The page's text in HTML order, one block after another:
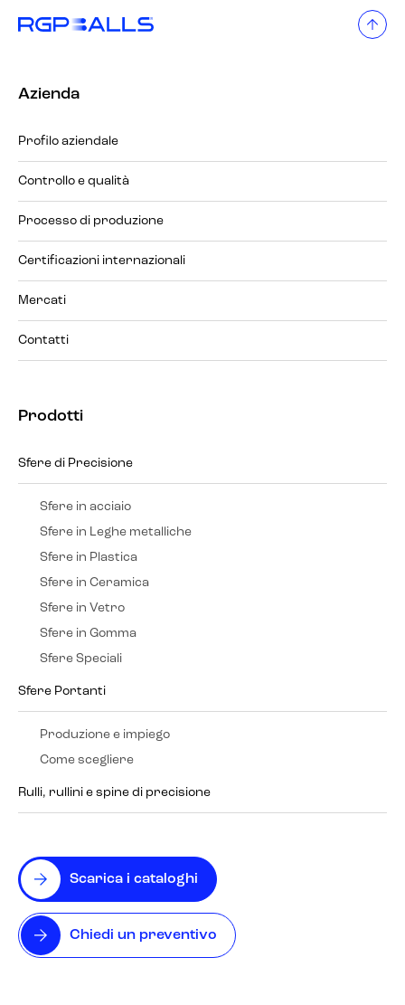
Scarica i cataloghi
Chiedi un preventivo
Azienda
Profilo aziendale
Controllo e qualità
Processo di produzione
Certificazioni internazionali
Mercati
Contatti
Prodotti
Sfere di Precisione
Sfere in acciaio
Sfere in Leghe metalliche
Sfere in Plastica
Sfere in Ceramica
Sfere in Vetro
Sfere in Gomma
Sfere Speciali
Sfere Portanti
Produzione e impiego
Come scegliere
Rulli, rullini e spine di precisione